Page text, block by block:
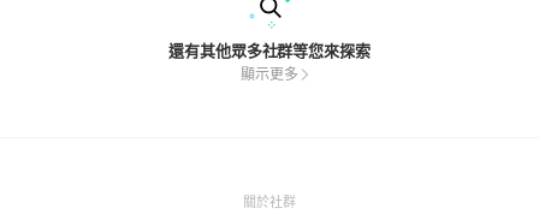
還有其他眾多社群等您來探索
顯示更多
關於社群(Open